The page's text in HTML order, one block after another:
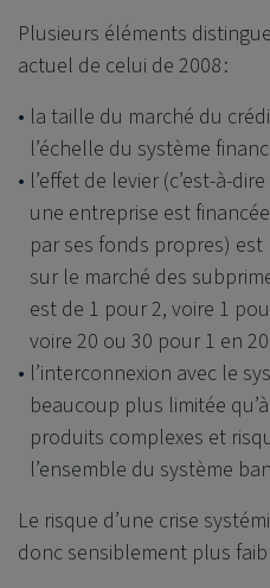
Plusieurs éléments
actuel de celui de 2008 :
la taille du marché du
l’échelle du système
l’effet de levier (c’est-à-
une entreprise est
par ses fonds propres)
sur le marché des
est de 1 pour 2, voire 1
voire 20 ou 30 pour 1 en
l’interconnexion avec le
beaucoup plus limitée
produits complexes et
l’ensemble du système
Le risque d’une crise
donc sensiblement plus